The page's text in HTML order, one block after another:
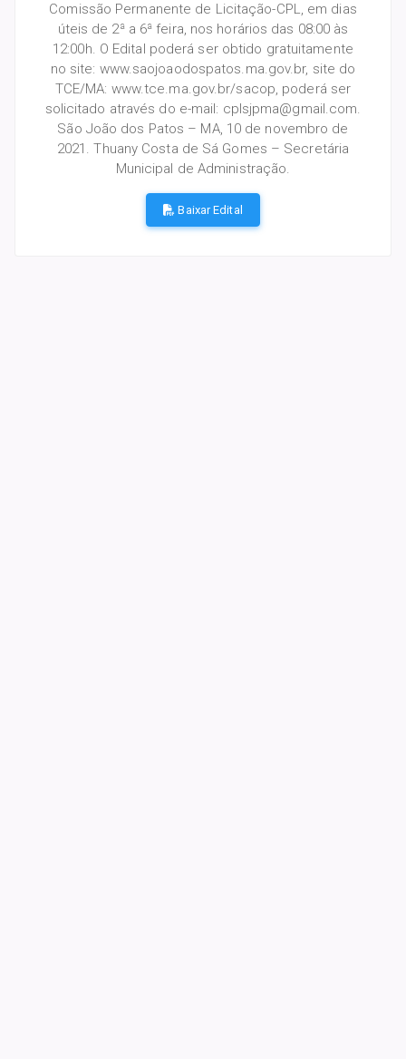
Comissão Permanente de Licitação-CPL, em dias
úteis de 2ª a 6ª feira, nos horários das 08:00 às
12:00h. O Edital poderá ser obtido gratuitamente
no site: www.saojoaodospatos.ma.gov.br, site do
TCE/MA: www.tce.ma.gov.br/sacop, poderá ser
solicitado através do e-mail: cplsjpma@gmail.com.
São João dos Patos – MA, 10 de novembro de
2021. Thuany Costa de Sá Gomes – Secretária
Municipal de Administração.
Baixar Edital